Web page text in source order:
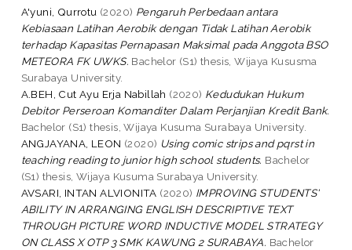
A'yuni, Qurrotu (2020) Pengaruh Perbedaan antara
Kebiasaan Latihan Aerobik dengan Tidak Latihan Aerobik
terhadap Kapasitas Pernapasan Maksimal pada Anggota BSO
METEORA FK UWKS. Bachelor (S1) thesis, Wijaya Kususma
Surabaya University.
A.BEH, Cut Ayu Erja Nabillah (2020) Kedudukan Hukum
Debitor Perseroan Komanditer Dalam Perjanjian Kredit Bank.
Bachelor (S1) thesis, Wijaya Kusuma Surabaya University.
ANGJAYANA, LEON (2020) Using comic strips and pqrst in
teaching reading to junior high school students. Bachelor
(S1) thesis, Wijaya Kusuma Surabaya University.
AVSARI, INTAN ALVIONITA (2020) IMPROVING STUDENTS'
ABILITY IN ARRANGING ENGLISH DESCRIPTIVE TEXT
THROUGH PICTURE WORD INDUCTIVE MODEL STRATEGY
ON CLASS X OTP 3 SMK KAWUNG 2 SURABAYA. Bachelor